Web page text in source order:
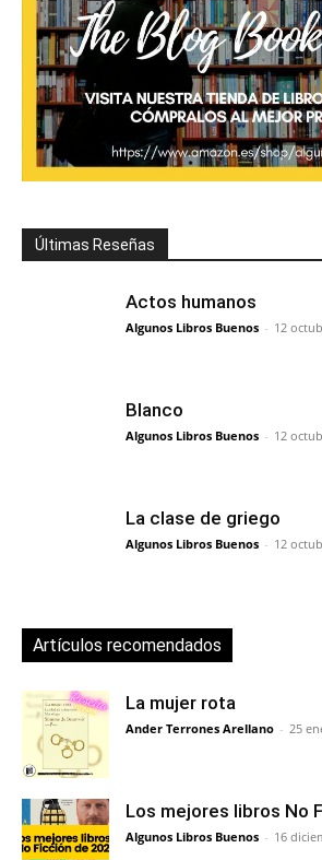
Últimas Reseñas
Actos humanos
Algunos Libros Buenos - 12
Blanco
Algunos Libros Buenos - 12
La clase de griego
Algunos Libros Buenos - 12
Artículos recomendados
La mujer rota
Ander Terrones Arellano - 25
Los mejores libros No
Algunos Libros Buenos - 16